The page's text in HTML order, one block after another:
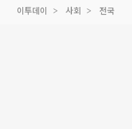
이투데이 사회 전국